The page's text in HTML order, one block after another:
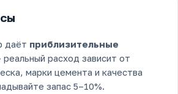
даёт приблизительные
реальный расход зависит от
марки цемента и качества
запас 5–10%.